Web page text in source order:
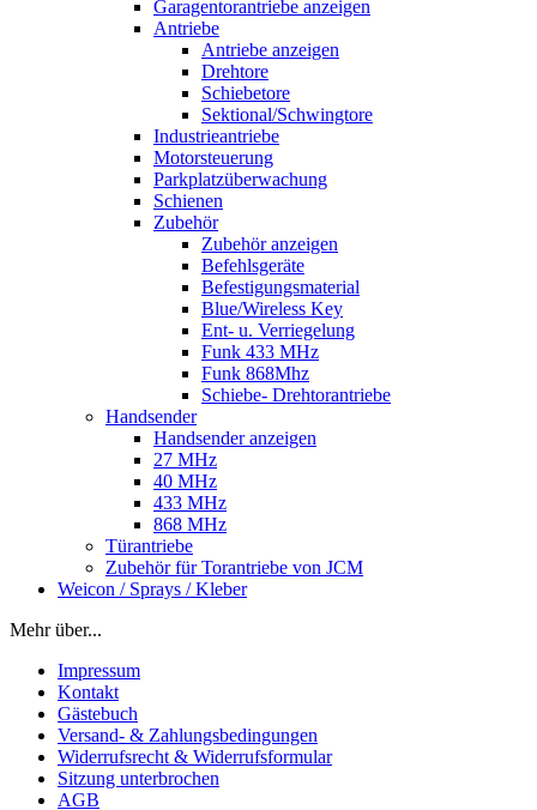
Garagentorantriebe anzeigen
Antriebe
Antriebe anzeigen
Drehtore
Schiebetore
Sektional/Schwingtore
Industrieantriebe
Motorsteuerung
Parkplatzüberwachung
Schienen
Zubehör
Zubehör anzeigen
Befehlsgeräte
Befestigungsmaterial
Blue/Wireless Key
Ent- u. Verriegelung
Funk 433 MHz
Funk 868Mhz
Schiebe- Drehtorantriebe
Handsender
Handsender anzeigen
27 MHz
40 MHz
433 MHz
868 MHz
Türantriebe
Zubehör für Torantriebe von JCM
Weicon / Sprays / Kleber
Mehr über...
Impressum
Kontakt
Gästebuch
Versand- & Zahlungsbedingungen
Widerrufsrecht & Widerrufsformular
Sitzung unterbrochen
AGB